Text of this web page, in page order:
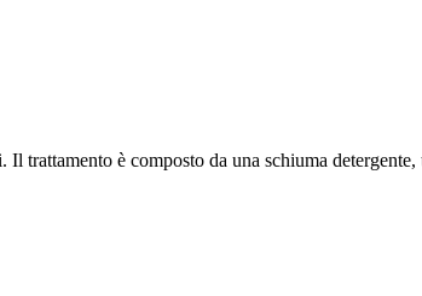
è composto da una schiuma